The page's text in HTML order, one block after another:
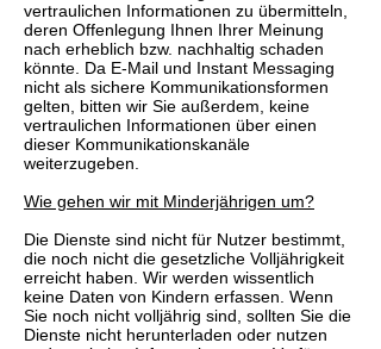
vertraulichen Informationen zu übermitteln,
deren Offenlegung Ihnen Ihrer Meinung
nach erheblich bzw. nachhaltig schaden
könnte. Da E-Mail und Instant Messaging
nicht als sichere Kommunikationsformen
gelten, bitten wir Sie außerdem, keine
vertraulichen Informationen über einen
dieser Kommunikationskanäle
weiterzugeben.
Wie gehen wir mit Minderjährigen um?
Die Dienste sind nicht für Nutzer bestimmt,
die noch nicht die gesetzliche Volljährigkeit
erreicht haben. Wir werden wissentlich
keine Daten von Kindern erfassen. Wenn
Sie noch nicht volljährig sind, sollten Sie die
Dienste nicht herunterladen oder nutzen